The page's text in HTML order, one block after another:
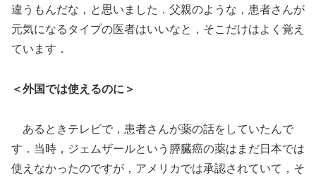
違うもんだな，と思いました．父親のような，患者さんが
元気になるタイプの医者はいいなと，そこだけはよく覚え
ています．
＜外国では使えるのに＞
あるときテレビで，患者さんが薬の話をしていたんで
す．当時，ジェムザールという膵臓癌の薬はまだ日本では
使えなかったのですが，アメリカでは承認されていて，そ